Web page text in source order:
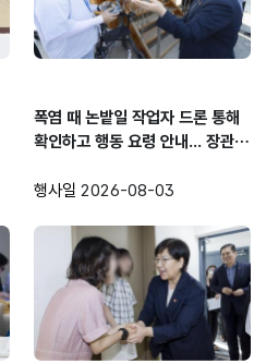
폭염 때 논밭일 작업자 드론 통해
확인하고 행동 요령 안내... 장관,
현장 방문
행사일 2026-08-03